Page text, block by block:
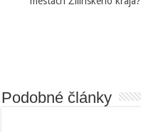
Podobné články